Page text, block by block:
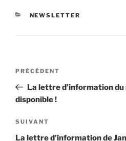
CATÉGORIES
NEWSLETTER
Navigation
l’article
Article
précédent
PRÉCÉDENT
La lettre d’information du
disponible !
Article
suivant
SUIVANT
La lettre d’information de